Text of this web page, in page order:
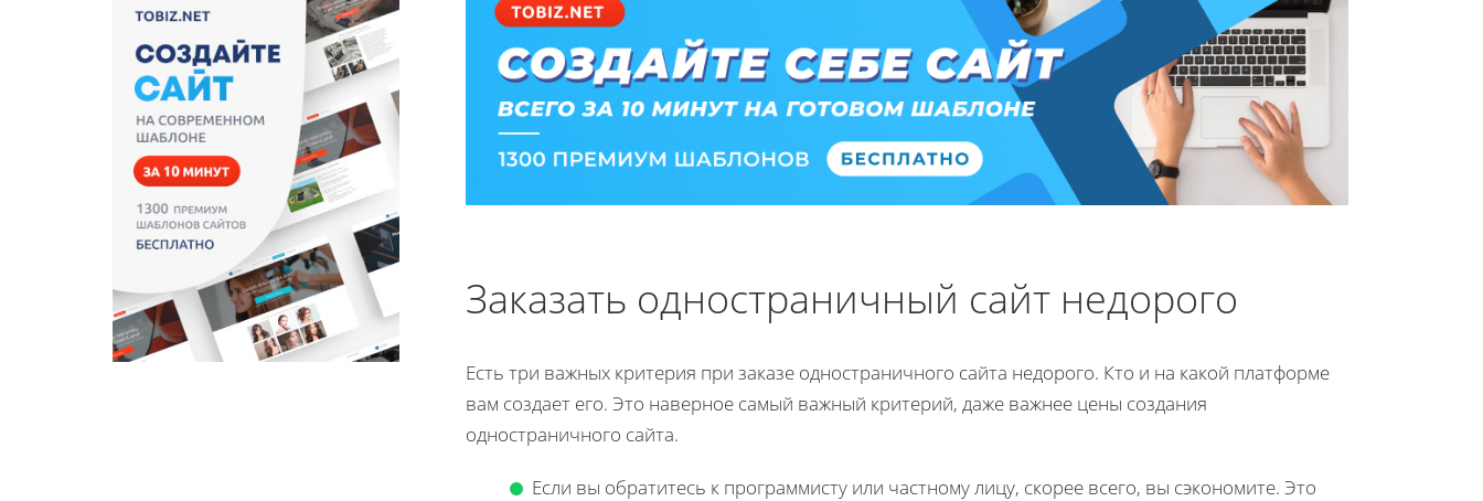
Заказать одностраничный сайт недорого
Есть три важных критерия при заказе одностраничного сайта недорого. Кто и на какой платформе
вам создает его. Это наверное самый важный критерий, даже важнее цены создания
одностраничного сайта.
Если вы обратитесь к программисту или частному лицу, скорее всего, вы сэкономите. Это